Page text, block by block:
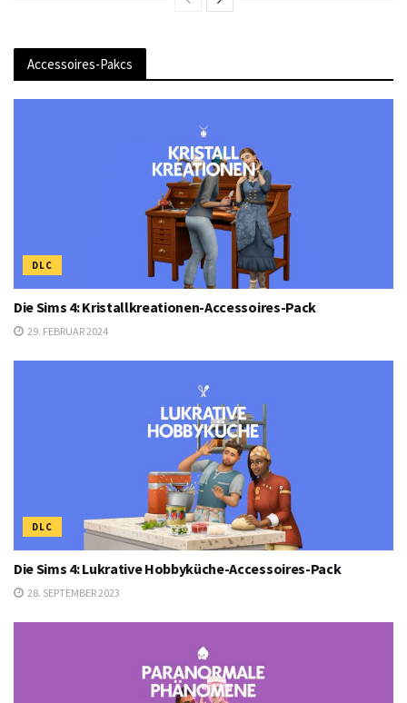
Accessoires-Pakcs
DLC
Die Sims 4: Kristallkreationen-Accessoires-Pack
29. FEBRUAR 2024
DLC
Die Sims 4: Lukrative Hobbyküche-Accessoires-Pack
28. SEPTEMBER 2023